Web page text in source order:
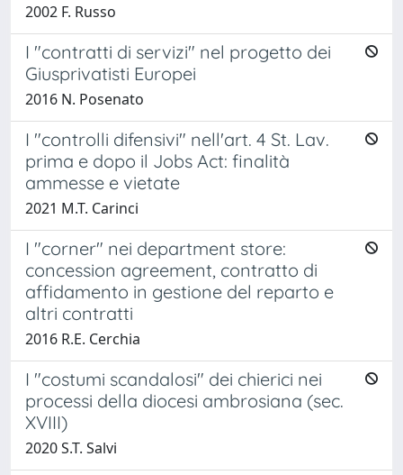
2002 F. Russo
I "contratti di servizi" nel progetto dei
Giusprivatisti Europei
2016 N. Posenato
I "controlli difensivi" nell'art. 4 St. Lav.
prima e dopo il Jobs Act: finalità
ammesse e vietate
2021 M.T. Carinci
I "corner" nei department store:
concession agreement, contratto di
affidamento in gestione del reparto e
altri contratti
2016 R.E. Cerchia
I "costumi scandalosi" dei chierici nei
processi della diocesi ambrosiana (sec.
XVIII)
2020 S.T. Salvi